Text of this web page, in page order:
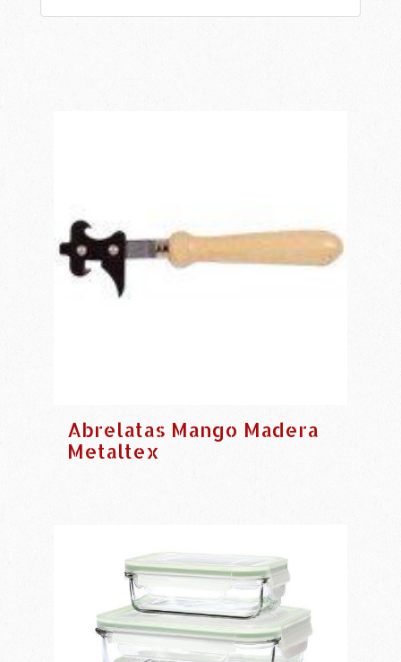
Abrelatas Mango Madera
Metaltex